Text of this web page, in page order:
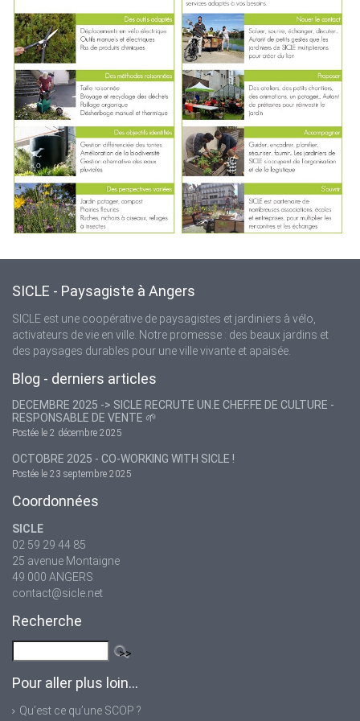
SICLE - Paysagiste à Angers
SICLE est une coopérative de paysagistes et jardiniers à vélo,
activateurs de vie en ville. Notre promesse : des beaux jardins et
des paysages durables pour une ville vivante et apaisée.
Blog - derniers articles
DECEMBRE 2025 -> SICLE RECRUTE UN.E CHEF.FE DE CULTURE -
RESPONSABLE DE VENTE 🌱
Postée le 2 décembre 2025
OCTOBRE 2025 - CO-WORKING WITH SICLE !
Postée le 23 septembre 2025
Coordonnées
SICLE
02 59 29 44 85
25 avenue Montaigne
49 000 ANGERS
contact@sicle.net
Recherche
Pour aller plus loin...
Qu’est ce qu’une SCOP ?